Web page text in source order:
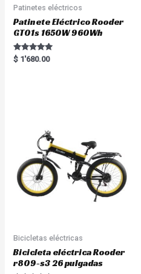
Patinetes eléctricos
Patinete Eléctrico Rooder
GT01s 1650W 960Wh
Rated
5.00
$ 1'680.00
Bicicletas eléctricas
Bicicleta eléctrica Rooder
r809-s3 26 pulgadas